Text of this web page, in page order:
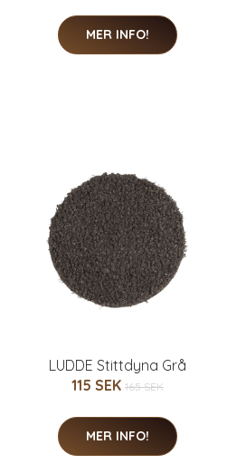
MER INFO!
LUDDE Stittdyna Grå
115 SEK 165 SEK
MER INFO!